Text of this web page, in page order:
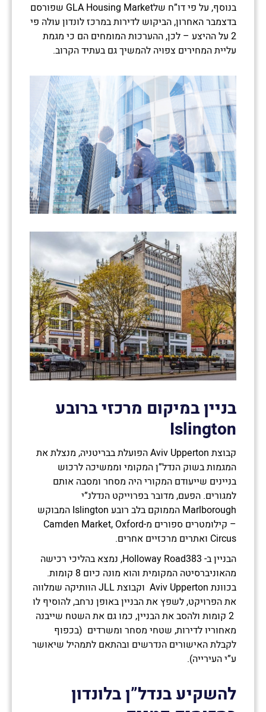
בנוסף, על פי דו”ח שלGLA Housing Market שפורסם
בדצמבר האחרון, הביקוש לדירות במרכז לונדון עולה פי
2 על ההיצע – לכן, ההערכות המומחים הם כי מגמת
עליית המחירים צפויה להמשיך גם בעתיד הקרוב.
בניין במיקום מרכזי ברובע
Islington
קבוצת Aviv Upperton הפועלת בבריטניה, מנצלת את
המגמות בשוק הנדל”ן המקומי וממשיכה לרכוש
בניינים שייעודם המקורי היה מסחר ומסבה אותם
למגורים. הפעם, מדובר בפרוייקט הנדלנ”י
Marlborough הממוקם בלב רובע Islington המבוקש
– קילומטרים ספורים מ-Camden Market, Oxford
Circus ואתרים מרכזיים אחרים.
הבניין ב- Holloway Road383, נמצא בהליכי רכישה
מהאוניברסיטה המקומית והוא מונה כיום 8 קומות.
בכוונת Aviv Upperton וקבוצת JLL הוותיקה שמלווה
את הפרויקט, לשפץ את הבניין באופן נרחב, להוסיף לו
2 קומות ולהסב את הבניין, כמו גם את השטח שייבנה
מאחוריו לדירות, שטחי מסחר ומשרדים (בכפוף
לקבלת האישורים הנדרשים ובהתאם לתמהיל שיאושר
ע”י העירייה).
להשקיע בנדל”ן בלונדון